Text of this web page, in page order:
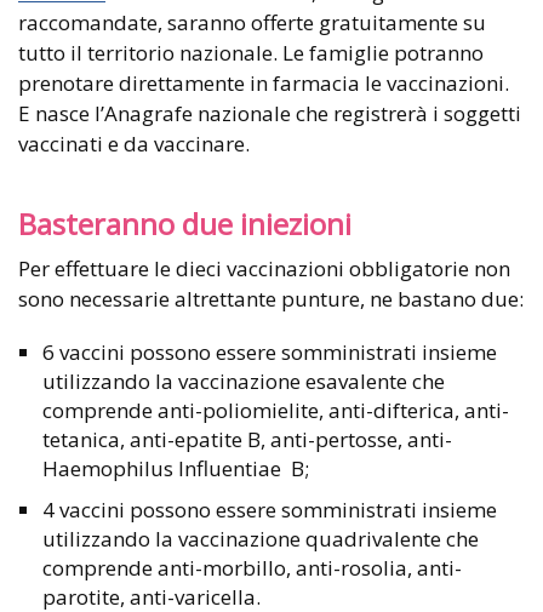
raccomandate, saranno offerte gratuitamente su
tutto il territorio nazionale. Le famiglie potranno
prenotare direttamente in farmacia le vaccinazioni.
E nasce l’Anagrafe nazionale che registrerà i soggetti
vaccinati e da vaccinare.
Basteranno due iniezioni
Per effettuare le dieci vaccinazioni obbligatorie non
sono necessarie altrettante punture, ne bastano due:
6 vaccini possono essere somministrati insieme
utilizzando la vaccinazione esavalente che
comprende anti-poliomielite, anti-difterica, anti-
tetanica, anti-epatite B, anti-pertosse, anti-
Haemophilus Influentiae B;
4 vaccini possono essere somministrati insieme
utilizzando la vaccinazione quadrivalente che
comprende anti-morbillo, anti-rosolia, anti-
parotite, anti-varicella.